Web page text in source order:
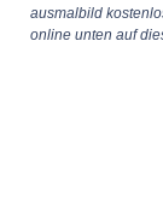
ausmalbild
online unten auf